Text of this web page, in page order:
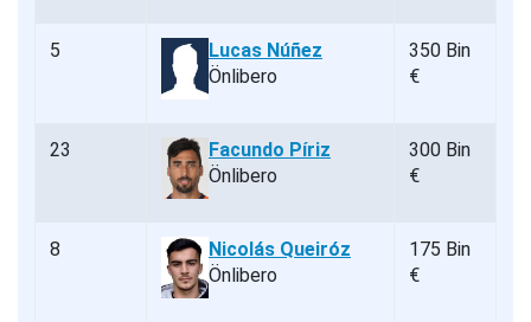
5
Lucas Núñez
Önlibero
350 Bin
€
23
Facundo Píriz
Önlibero
300 Bin
€
8
Nicolás Queiróz
Önlibero
175 Bin
€